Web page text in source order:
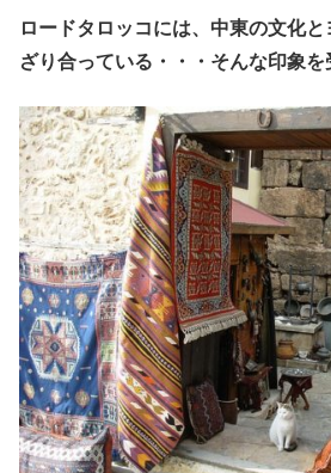
ロードタロッコには、中東の文化
ざり合っている・・・そんな印象を